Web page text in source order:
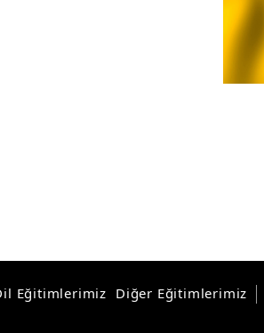
Eğitimlerimiz Diğer Eğitimlerimiz